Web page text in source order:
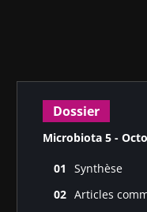
Dossier
Microbiota 5 -
Synthèse
Articles